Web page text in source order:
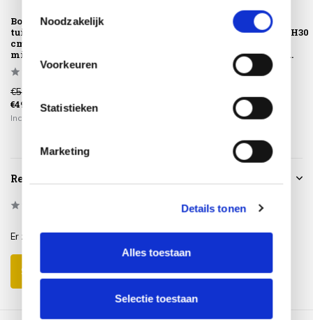
Noodzakelijk
Voorkeuren
Statistieken
Marketing
Details tonen
Alles toestaan
Selectie toestaan
Boaz lounge
tuintafel 60xH35
cm ceramic
middenpoot...
€589,00
€499,00
Incl. btw
Boaz lounge
tuintafel 80xH30
middenpoot...
€699,00
Incl. btw
Reviews
Er zijn nog geen reviews geschreven over dit product..
Schrijf je eigen review